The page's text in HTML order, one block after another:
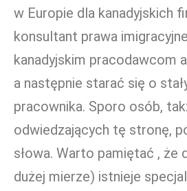
w Europie dla kanadyjskich
konsultant prawa
kanadyjskim pracodawcom
a następnie starać się o
pracownika. Sporo osób,
odwiedzających tę stronę,
słowa. Warto pamiętać , że
dużej mierze) istnieje